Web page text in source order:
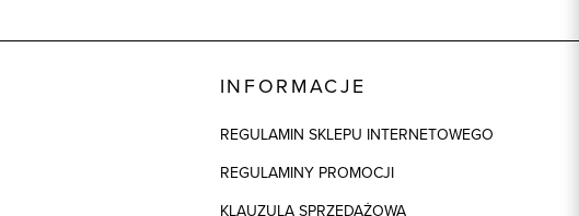
INFORMACJE
REGULAMIN SKLEPU INTERNETOWEGO
REGULAMINY PROMOCJI
KLAUZULA SPRZEDAŻOWA